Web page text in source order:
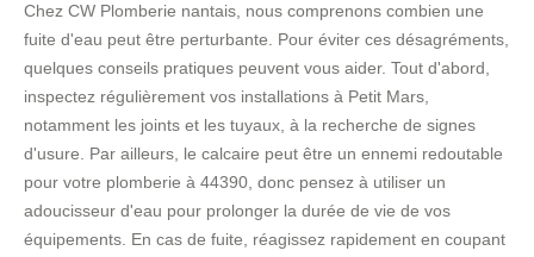
Chez CW Plomberie nantais, nous comprenons combien une
fuite d'eau peut être perturbante. Pour éviter ces désagréments,
quelques conseils pratiques peuvent vous aider. Tout d'abord,
inspectez régulièrement vos installations à Petit Mars,
notamment les joints et les tuyaux, à la recherche de signes
d'usure. Par ailleurs, le calcaire peut être un ennemi redoutable
pour votre plomberie à 44390, donc pensez à utiliser un
adoucisseur d'eau pour prolonger la durée de vie de vos
équipements. En cas de fuite, réagissez rapidement en coupant